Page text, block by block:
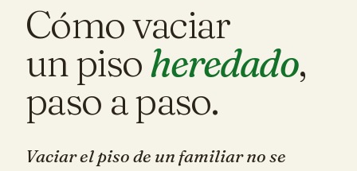
Cómo vaciar
un pisoheredado,
paso a paso.
Vaciar el piso de un familiar no se